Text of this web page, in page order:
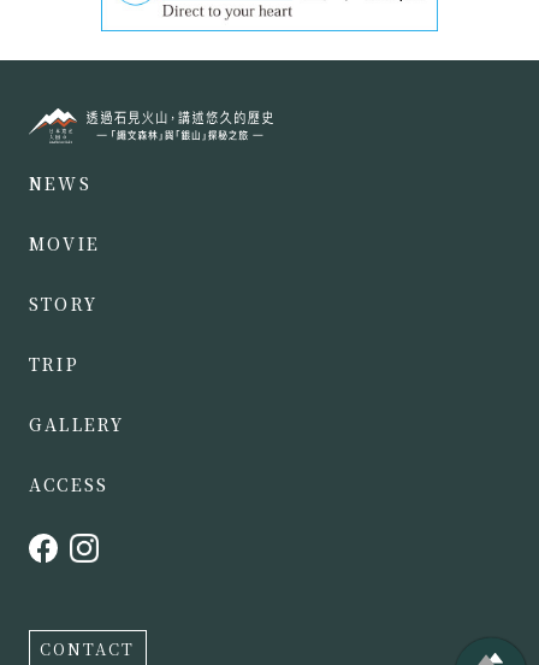
NEWS
MOVIE
STORY
TRIP
GALLERY
ACCESS
CONTACT